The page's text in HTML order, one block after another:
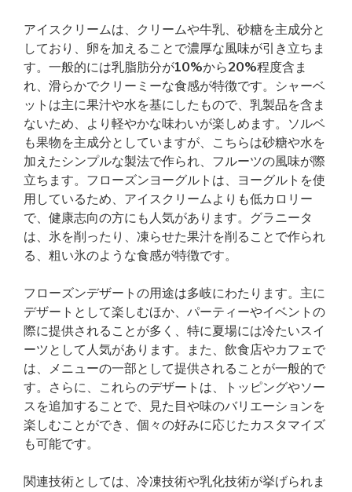
アイスクリームは、クリームや牛乳、砂糖を主成分と
しており、卵を加えることで濃厚な風味が引き立ちま
す。一般的には乳脂肪分が10%から20%程度含ま
れ、滑らかでクリーミーな食感が特徴です。シャーベ
ットは主に果汁や水を基にしたもので、乳製品を含ま
ないため、より軽やかな味わいが楽しめます。ソルベ
も果物を主成分としていますが、こちらは砂糖や水を
加えたシンプルな製法で作られ、フルーツの風味が際
立ちます。フローズンヨーグルトは、ヨーグルトを使
用しているため、アイスクリームよりも低カロリー
で、健康志向の方にも人気があります。グラニータ
は、氷を削ったり、凍らせた果汁を削ることで作られ
る、粗い氷のような食感が特徴です。
フローズンデザートの用途は多岐にわたります。主に
デザートとして楽しむほか、パーティーやイベントの
際に提供されることが多く、特に夏場には冷たいスイ
ーツとして人気があります。また、飲食店やカフェで
は、メニューの一部として提供されることが一般的で
す。さらに、これらのデザートは、トッピングやソー
スを追加することで、見た目や味のバリエーションを
楽しむことができ、個々の好みに応じたカスタマイズ
も可能です。
関連技術としては、冷凍技術や乳化技術が挙げられま